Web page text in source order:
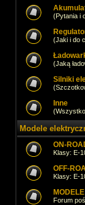
(Pytania i
(Jaki i do
(Jaką
Silniki
Inne
Modele
ON-
Klasy: E-
OFF-
Klasy: E-
Forum